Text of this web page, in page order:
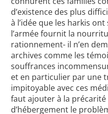
d’existence des plus
à l’idée que les harkis
l’armée fournit la
rationnement- il n’en
archives comme les
souffrances
et en particulier par une
impitoyable avec ces
faut ajouter à la
d’hébergement le